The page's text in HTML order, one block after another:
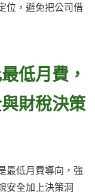
位，避免把公司借
低月費，
財稅決策
最低月費導向，強
安全加上決策洞